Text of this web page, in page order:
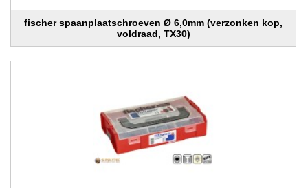
fischer spaanplaatschroeven Ø 6,0mm (verzonken kop,
voldraad, TX30)